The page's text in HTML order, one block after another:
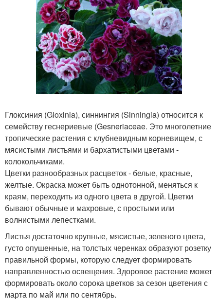
Глоксиния (Gloxinia), синнингия (Sinningia) относится к
семейству геснериевые (Gesneriaceae. Это многолетние
тропические растения с клубневидным корневищем, с
мясистыми листьями и бархатистыми цветами -
колокольчиками.
Цветки разнообразных расцветок - белые, красные,
желтые. Окраска может быть однотонной, меняться к
краям, переходить из одного цвета в другой. Цветки
бывают обычные и махровые, с простыми или
волнистыми лепестками.
Листья достаточно крупные, мясистые, зеленого цвета,
густо опушенные, на толстых черенках образуют розетку
правильной формы, которую следует формировать
направленностью освещения. Здоровое растение может
формировать около сорока цветков за сезон цветения с
марта по май или по сентябрь.